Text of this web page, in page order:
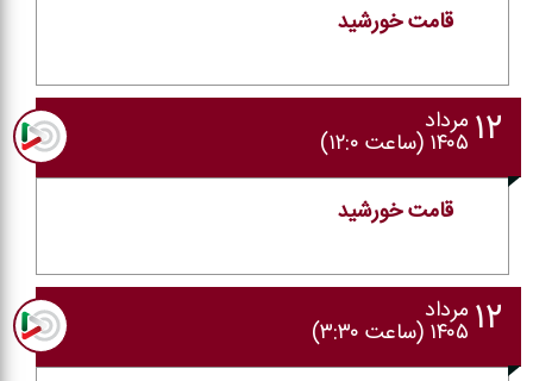
قامت خورشید
۱۲ مرداد
۱۴۰۵ (ساعت ۱۲:۰)
قامت خورشید
۱۲ مرداد
۱۴۰۵ (ساعت ۳:۳۰)